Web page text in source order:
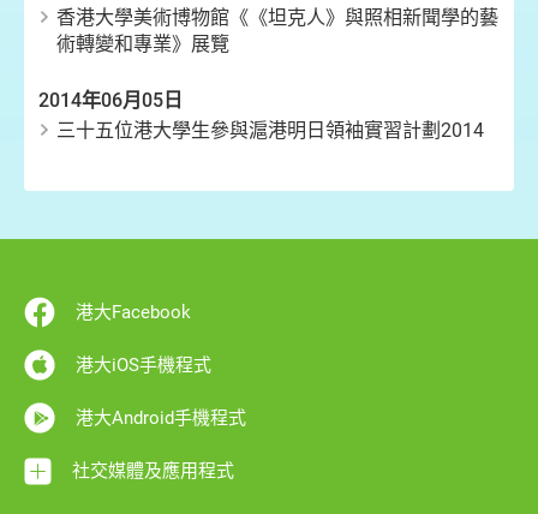
香港大學美術博物館《《坦克人》與照相新聞學的藝
術轉變和專業》展覽
2014年06月05日
三十五位港大學生參與滬港明日領袖實習計劃2014
港大Facebook
港大iOS手機程式
港大Android手機程式
社交媒體及應用程式